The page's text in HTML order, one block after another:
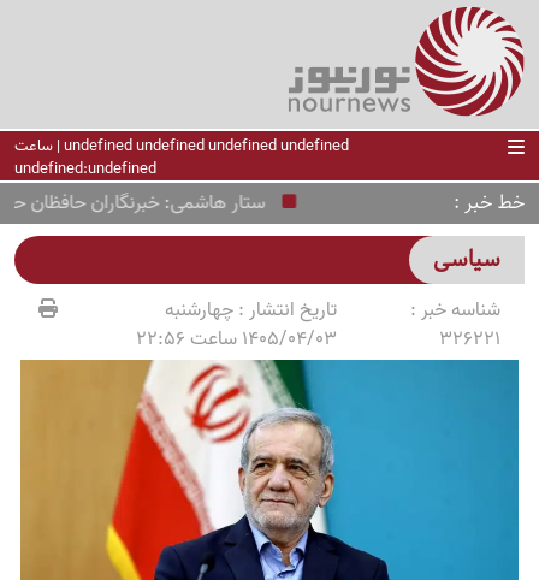
undefined undefined undefined undefined | ساعت
undefined:undefined
خط خبر ستار هاشمی: خبرنگاران حافظان حق
سیاسی
شناسه خبر :
326221
تاریخ انتشار :چهارشنبه
1405/04/03 ساعت 22:56